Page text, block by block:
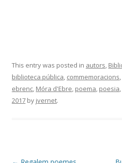
This entry was posted in autors,
biblioteca pública, commemoracions,
ebrenc, Móra d'Ebre, poema, poesia,
2017 by jvernet.